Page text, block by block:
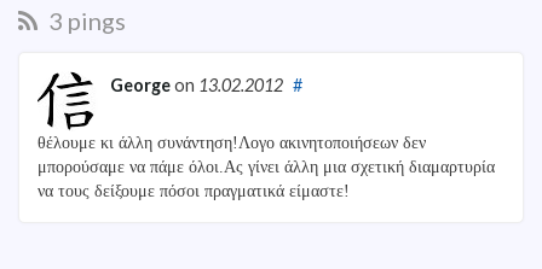
3 pings
Georgeon 13.02.2012 #
θέλουμε κι άλλη συνάντηση!Λογο ακινητοποιήσεων δεν
μπορούσαμε να πάμε όλοι.Ας γίνει άλλη μια σχετική διαμαρτυρία
να τους δείξουμε πόσοι πραγματικά είμαστε!